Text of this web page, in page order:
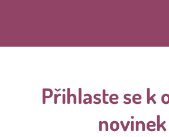
Přihlaste se k
novinek